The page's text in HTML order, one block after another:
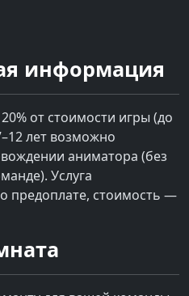
информация
от стоимости игры (до
лет возможно
аниматора (без
Услуга
предоплате, стоимость —